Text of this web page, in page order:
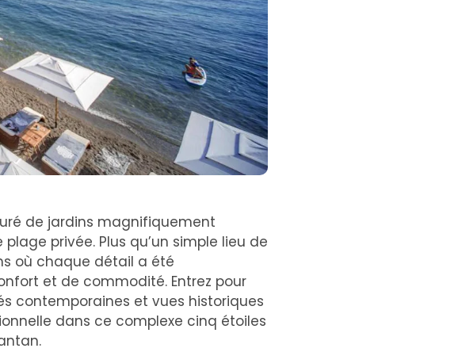
de jardins magnifiquement
privée. Plus qu’un simple lieu de
où chaque détail a été
et de commodité. Entrez pour
contemporaines et vues historiques
dans ce complexe cinq étoiles